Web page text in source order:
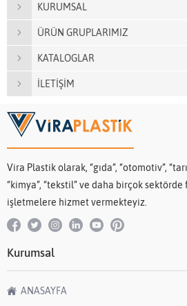
KURUMSAL
ÜRÜN GRUPLARIMIZ
KATALOGLAR
İLETİŞİM
Vira Plastik olarak, “gıda”, “otomotiv”,
“kimya”, “tekstil” ve daha birçok
işletmelere hizmet vermekteyiz.
Kurumsal
ANASAYFA